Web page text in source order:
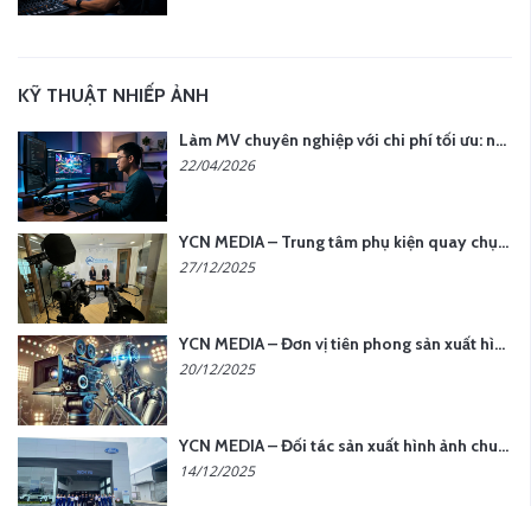
KỸ THUẬT NHIẾP ẢNH
Làm MV chuyên nghiệp với chi phí tối ưu: nên chọn quay thực tế hay video AI?
22/04/2026
YCN MEDIA – Trung tâm phụ kiện quay chụp tại Hà Nội
27/12/2025
YCN MEDIA – Đơn vị tiên phong sản xuất hình ảnh & âm thanh bằng AI tại Hà Nội
20/12/2025
YCN MEDIA – Đối tác sản xuất hình ảnh chuyên nghiệp cho doanh nghiệp tại Hà Nội
14/12/2025